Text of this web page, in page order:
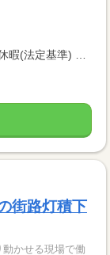
街路灯積下
かせる現場で働